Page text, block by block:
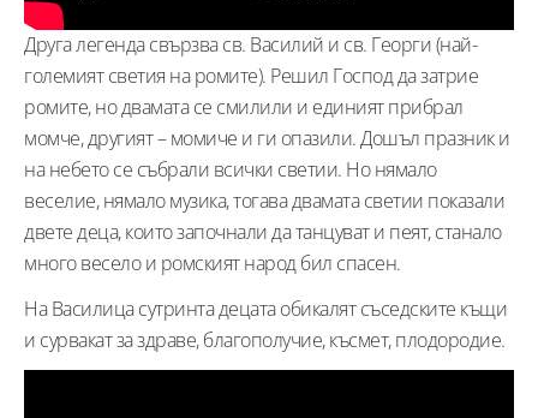
Друга легенда свързва св. Василий и св. Георги (най-
големият светия на ромите). Решил Господ да затрие
ромите, но двамата се смилили и единият прибрал
момче, другият – момиче и ги опазили. Дошъл празник и
на небето се събрали всички светии. Но нямало
веселие, нямало музика, тогава двамата светии показали
двете деца, които започнали да танцуват и пеят, станало
много весело и ромският народ бил спасен.
На Василица сутринта децата обикалят съседските къщи
и сурвакат за здраве, благополучие, късмет, плодородие.